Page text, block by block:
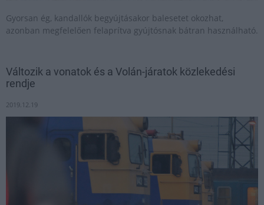
Gyorsan ég, kandallók begyújtásakor balesetet okozhat,
azonban megfelelően felaprítva gyújtósnak bátran használható.
Változik a vonatok és a Volán-járatok közlekedési
rendje
2019.12.19